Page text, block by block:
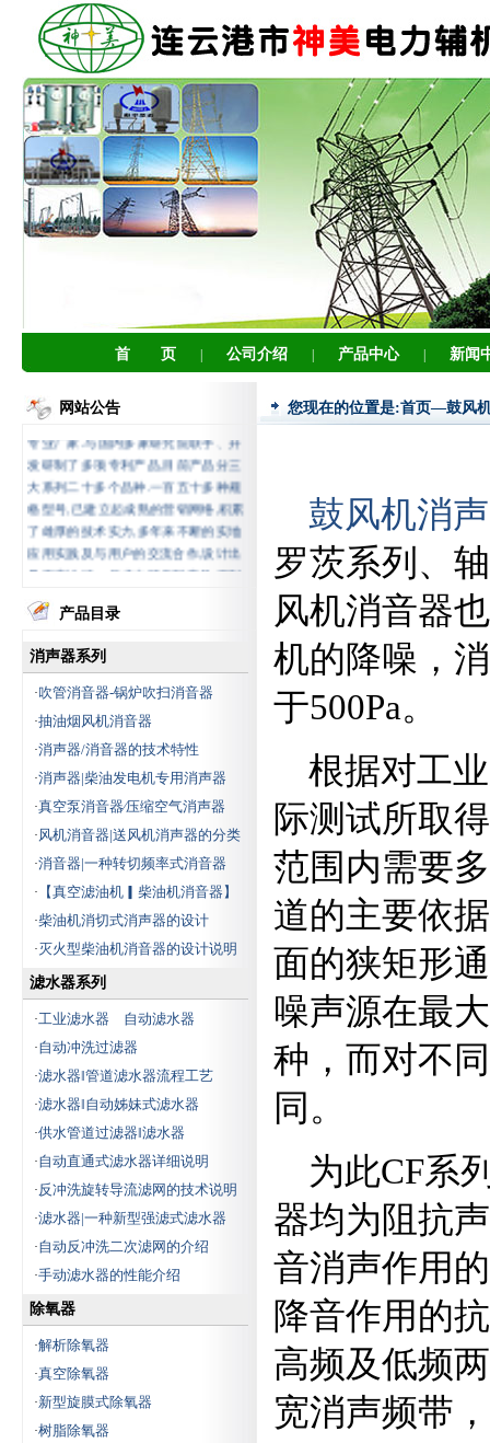
首 页 公司介绍 产品中心 新闻
网站公告
是专业生产电厂、电站等辅机设备的
发研制了多项专利产品,目前产品分三
大系列二十多个品种.一百五十多种规
格型号,已建立起成熟的营销网络,积累
了雄厚的技术实力,多年来不断的实地
应用实践及与用户的交流合作,设计出
具有高性纯、低成本环保型产品,得到
的认可,同时也得到行内的好评.
公司产品广泛应用于石油、石
化、化工冶金、制药、造纸、环保水
处理行业中,产品种类齐全,主要包括:风
机消声器、除氧器、射水抽气器、蒸
器、电动二次滤网、真空滤油机、工
业滤水器、激光打孔滤水器(专利
号:200720039900.2)、胶球清洗装置其
中电动二次滤网(专利
号:200720035746.1)、收球网(专利
号:200720035745.7)、化学补水,排汽消
声装置,消声器(风机消音装置),隔音室
及隔音段.汽液两相流自动调节疏水器,
器、风机，蒸汽，安全阀，锅炉消音
器，消声器等.
公司培养了多位技术全面的工程
技术员和销售人员,建立现代销售网络,
技术咨询、安装调试一条龙服务,为客
户解决技术问题,急客户所急,不光提供
优质产品,同时还为客户现场设计、现
场制作特殊产品.
求发展"的质量方针;遵循"人人为我,我
为人人"的企业信念;以优质的节能环保
设备为用户带来巨大的经济效益是我
美电力辅机有限公司特会更加拼搏、
创造美好的未来.
产品目录
消声器系列
·吹管消音器-锅炉吹扫消音器
·抽油烟风机消音器
·消声器/消音器的技术特性
·消声器|柴油发电机专用消声器
·真空泵消音器∕压缩空气消声器
·风机消音器|送风机消声器的分类
·消音器|一种转切频率式消音器
· 【真空滤油机▎柴油机消音器】
·柴油机消切式消声器的设计
·灭火型柴油机消音器的设计说明
滤水器系列
·工业滤水器 自动滤水器
·自动冲洗过滤器
·滤水器‖管道滤水器流程工艺
·滤水器‖自动姊妹式滤水器
·供水管道过滤器‖滤水器
·自动直通式滤水器详细说明
·反冲洗旋转导流滤网的技术说明
·滤水器|一种新型强滤式滤水器
·自动反冲洗二次滤网的介绍
·手动滤水器的性能介绍
除氧器
·解析除氧器
·真空除氧器
·新型旋膜式除氧器
·树脂除氧器
您现在的位置是:首页—鼓风
鼓风机消
罗茨系列、
风机消音器
机的降噪，
于500Pa。
根据对工业
际测试所取
范围内需要
道的主要依
面的狭矩形
噪声源在最
种，而对不
同。
为此CF系
器均为阻抗
音消声作用
降音作用的
高频及低频
宽消声频带